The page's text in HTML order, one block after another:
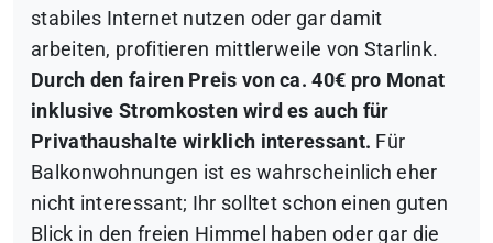
stabiles Internet nutzen oder gar damit
arbeiten, profitieren mittlerweile von Starlink.
Durch den fairen Preis von ca. 40€ pro Monat
inklusive Stromkosten wird es auch für
Privathaushalte wirklich interessant. Für
Balkonwohnungen ist es wahrscheinlich eher
nicht interessant; Ihr solltet schon einen guten
Blick in den freien Himmel haben oder gar die